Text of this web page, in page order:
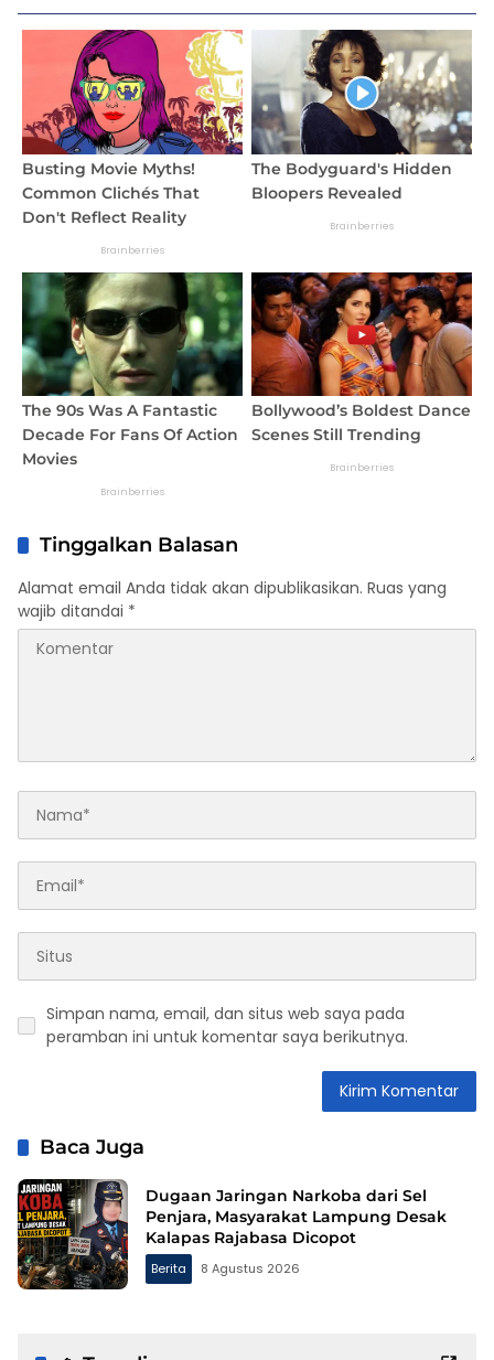
Tinggalkan Balasan
Alamat email Anda tidak akan dipublikasikan. Ruas yang
wajib ditandai *
Simpan nama, email, dan situs web saya pada
peramban ini untuk komentar saya berikutnya.
Baca Juga
Dugaan Jaringan Narkoba dari Sel
Penjara, Masyarakat Lampung Desak
Kalapas Rajabasa Dicopot
Berita 8 Agustus 2026